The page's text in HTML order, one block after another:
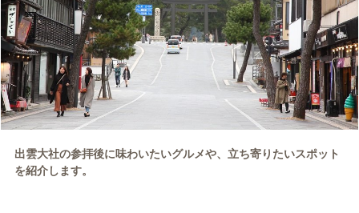
出雲大社の参拝後に味わいたいグルメや、立ち寄りたいスポット
を紹介します。